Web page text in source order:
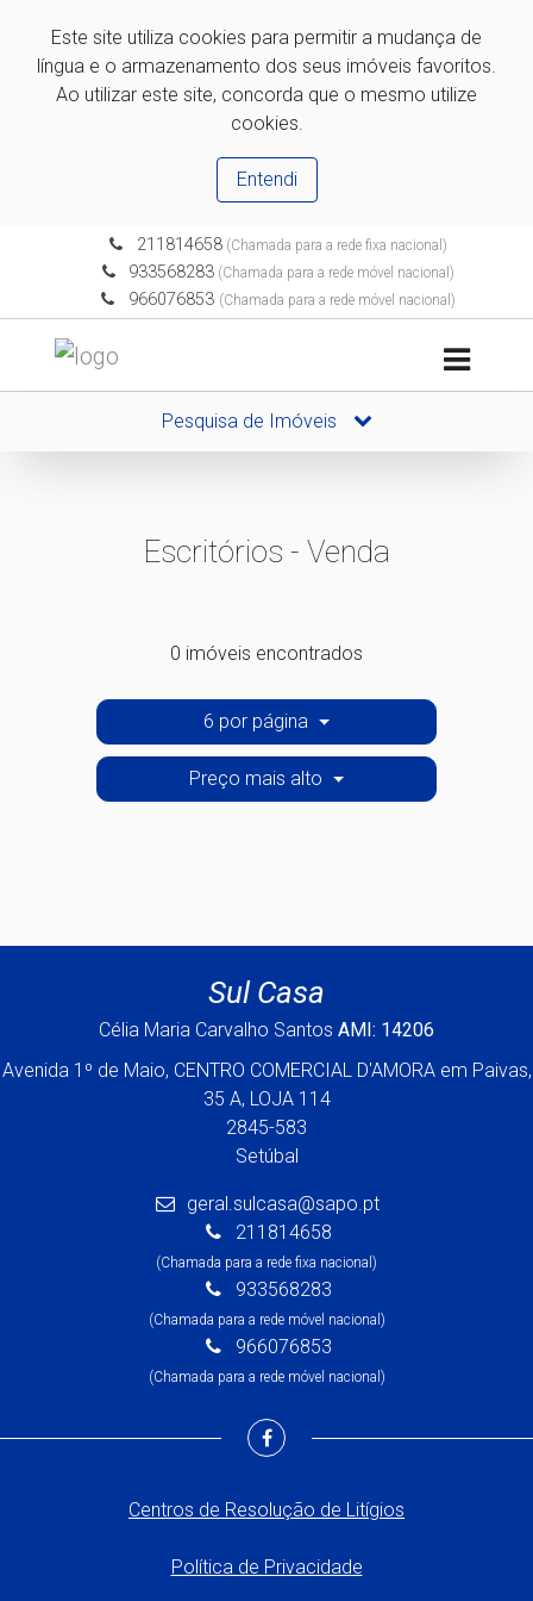
Este site utiliza cookies para permitir a mudança de
língua e o armazenamento dos seus imóveis favoritos.
Ao utilizar este site, concorda que o mesmo utilize
cookies.
Entendi
211814658(Chamada para a rede fixa nacional)
933568283 (Chamada para a rede móvel nacional)
966076853 (Chamada para a rede móvel nacional)
Pesquisa de Imóveis
Escritórios - Venda
0 imóveis encontrados
6 por página
Preço mais alto
Sul Casa
Célia Maria Carvalho Santos AMI: 14206
Avenida 1º de Maio, CENTRO COMERCIAL D'AMORA em Paivas,
35 A, LOJA 114
2845-583
Setúbal
geral.sulcasa@sapo.pt
211814658
(Chamada para a rede fixa nacional)
933568283
(Chamada para a rede móvel nacional)
966076853
(Chamada para a rede móvel nacional)
Centros de Resolução de Litígios
Política de Privacidade